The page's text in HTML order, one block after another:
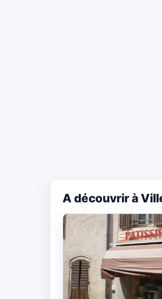
A découvrir à